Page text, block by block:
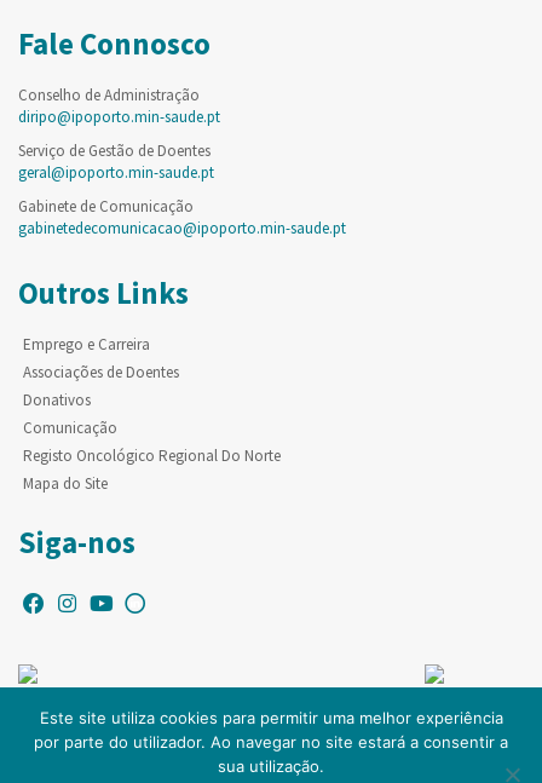
Fale Connosco
Conselho de Administração
diripo@ipoporto.min-saude.pt
Serviço de Gestão de Doentes
geral@ipoporto.min-saude.pt
Gabinete de Comunicação
gabinetedecomunicacao@ipoporto.min-saude.pt
Outros Links
Emprego e Carreira
Associações de Doentes
Donativos
Comunicação
Registo Oncológico Regional Do Norte
Mapa do Site
Siga-nos
© Copyright IPO-PORTO. Todos os direitos reservados.
Este site utiliza cookies para permitir uma melhor experiência
por parte do utilizador. Ao navegar no site estará a consentir a
sua utilização.